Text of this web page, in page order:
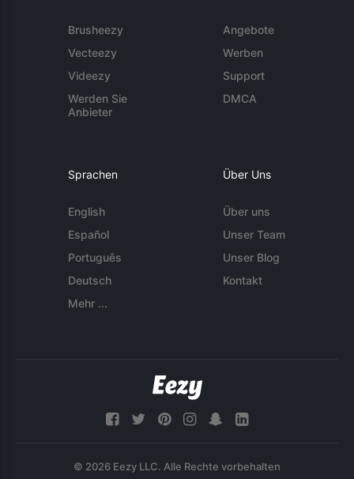
Brusheezy
Vecteezy
Videezy
Werden Sie
Anbieter
Angebote
Werben
Support
DMCA
Sprachen
English
Español
Português
Deutsch
Mehr ...
Über Uns
Über uns
Unser Team
Unser Blog
Kontakt
© 2026 Eezy LLC. Alle Rechte vorbehalten